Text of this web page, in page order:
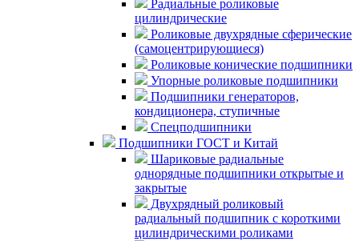
Радиальные роликовые
цилиндрические
Роликовые двухрядные сферические
(самоцентрирующиеся)
Роликовые конические подшипники
Упорные роликовые подшипники
Подшипники генераторов,
кондиционера, ступичные
Спецподшипники
Подшипники ГОСТ и Китай
Шариковые радиальные
однорядные подшипники открытые и
закрытые
Двухрядный роликовый
радиальный подшипник с короткими
цилиндрическими роликами